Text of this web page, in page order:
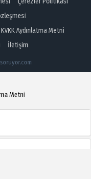
KVKK Aydınlatma Metni
İletişim
Metni